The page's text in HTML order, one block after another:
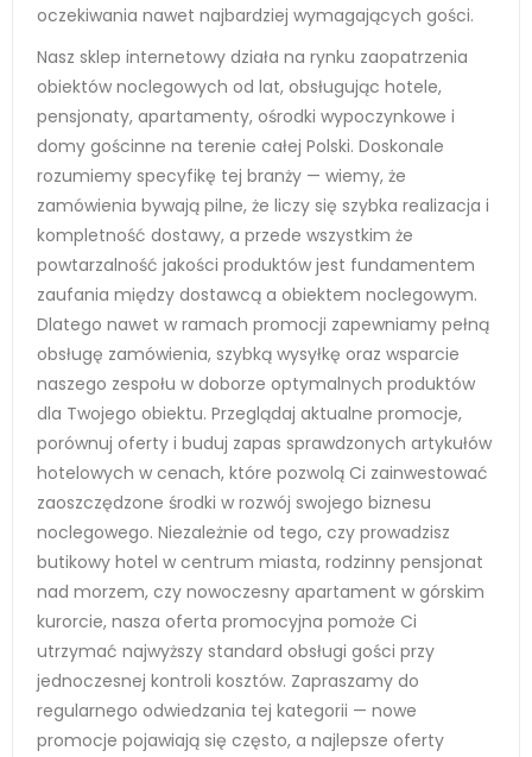
oczekiwania nawet najbardziej wymagających gości.
Nasz sklep internetowy działa na rynku zaopatrzenia
obiektów noclegowych od lat, obsługując hotele,
pensjonaty, apartamenty, ośrodki wypoczynkowe i
domy gościnne na terenie całej Polski. Doskonale
rozumiemy specyfikę tej branży — wiemy, że
zamówienia bywają pilne, że liczy się szybka realizacja i
kompletność dostawy, a przede wszystkim że
powtarzalność jakości produktów jest fundamentem
zaufania między dostawcą a obiektem noclegowym.
Dlatego nawet w ramach promocji zapewniamy pełną
obsługę zamówienia, szybką wysyłkę oraz wsparcie
naszego zespołu w doborze optymalnych produktów
dla Twojego obiektu. Przeglądaj aktualne promocje,
porównuj oferty i buduj zapas sprawdzonych artykułów
hotelowych w cenach, które pozwolą Ci zainwestować
zaoszczędzone środki w rozwój swojego biznesu
noclegowego. Niezależnie od tego, czy prowadzisz
butikowy hotel w centrum miasta, rodzinny pensjonat
nad morzem, czy nowoczesny apartament w górskim
kurorcie, nasza oferta promocyjna pomoże Ci
utrzymać najwyższy standard obsługi gości przy
jednoczesnej kontroli kosztów. Zapraszamy do
regularnego odwiedzania tej kategorii — nowe
promocje pojawiają się często, a najlepsze oferty